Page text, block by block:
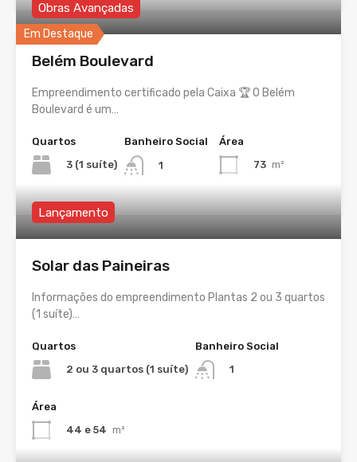
Em Destaque
Obras Avançadas
Belém Boulevard
Empreendimento certificado pela Caixa 🏆 O Belém
Boulevard é um…
Quartos
3 (1 suíte)
Banheiro Social
1
Área
73 m²
Lançamento
Solar das Paineiras
Informações do empreendimento Plantas 2 ou 3 quartos
(1 suíte)…
Quartos
2 ou 3 quartos (1 suíte)
Banheiro Social
1
Área
44 e 54 m²